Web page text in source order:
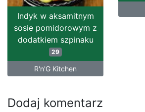
Indyk w aksamitnym
sosie pomidorowym z
dodatkiem szpinaku
29
R'n'G Kitchen
Dodaj komentarz